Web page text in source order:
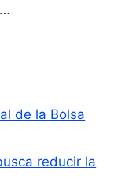
de la Bolsa
reducir la